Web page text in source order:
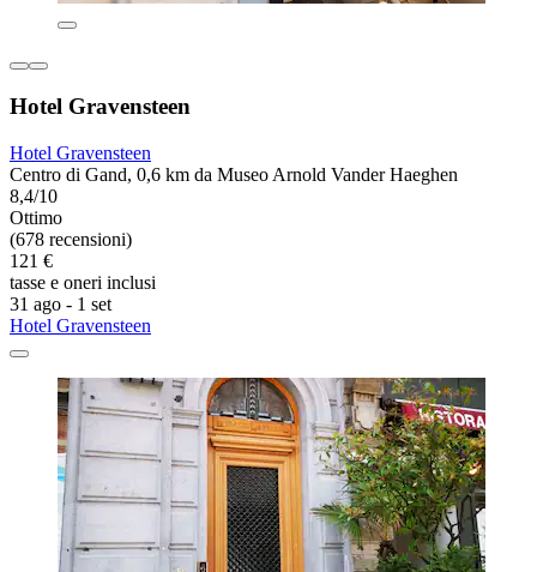
Hotel Gravensteen
Hotel Gravensteen
Centro di Gand, 0,6 km da Museo Arnold Vander Haeghen
8,4/10
Ottimo
(678 recensioni)
121 €
tasse e oneri inclusi
31 ago - 1 set
Hotel Gravensteen